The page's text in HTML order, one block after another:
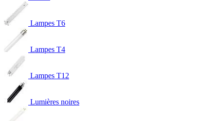
Lampes T6
Lampes T4
Lampes T12
Lumières noires